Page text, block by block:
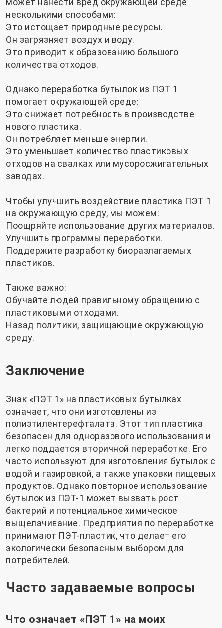
может нанести вред окружающей среде
несколькими способами:
Это истощает природные ресурсы.
Он загрязняет воздух и воду.
Это приводит к образованию большого
количества отходов.
Однако переработка бутылок из ПЭТ 1
помогает окружающей среде:
Это снижает потребность в производстве
нового пластика.
Он потребляет меньше энергии.
Это уменьшает количество пластиковых
отходов на свалках или мусоросжигательных
заводах.
Чтобы улучшить воздействие пластика ПЭТ 1
на окружающую среду, мы можем:
Поощряйте использование других материалов.
Улучшить программы переработки.
Поддержите разработку биоразлагаемых
пластиков.
Также важно:
Обучайте людей правильному обращению с
пластиковыми отходами.
Назад политики, защищающие окружающую
среду.
Заключение
Знак «ПЭТ 1» на пластиковых бутылках
означает, что они изготовлены из
полиэтилентерефталата. Этот тип пластика
безопасен для одноразового использования и
легко поддается вторичной переработке. Его
часто используют для изготовления бутылок с
водой и газировкой, а также упаковки пищевых
продуктов. Однако повторное использование
бутылок из ПЭТ-1 может вызвать рост
бактерий и потенциальное химическое
выщелачивание. Предприятия по переработке
принимают ПЭТ-пластик, что делает его
экологически безопасным выбором для
потребителей.
Часто задаваемые вопросы
Что означает «ПЭТ 1» на моих